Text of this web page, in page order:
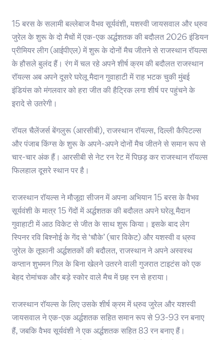
15 बरस के सलामी बल्लेबाज वैभव सूर्यवंशी, यशस्वी जायसवाल और ध्रुव
जुरेल के शुरू के दो मैचों में एक-एक अर्द्धशतक की बदौलत 2026 इंडियन
प्रीमियर लीग (आईपीएल) में शुरू के दोनों मैच जीतने से राजस्थान रॉयल्स
के हौसले बुलंद हैं। रंग में चल रहे अपने शीर्ष क्रम की बदौलत राजस्थान
रॉयल्स अब अपने दूसरे घरेलू मैदान गुवाहाटी में राह भटक चुकी मुंबई
इंडियंस को मंगलवार को हरा जीत की हैट्रिक लगा शीर्ष पर पहुंचने के
इरादे से उतरेगी।
रॉयल चैलेंजर्स बेंगलुरू (आरसीबी), राजस्थान रॉयल्स, दिल्ली कैपिटल्स
और पंजाब किंग्स के शुरू के अपने-अपने दोनों मैच जीतने से समान रूप से
चार-चार अंक हैं। आरसीबी से नेट रन रेट में पिछड़ कर राजस्थान रॉयल्स
फिलहाल दूसरे स्थान पर है।
राजस्थान रॉयल्स ने मौजूदा सीजन में अपना अभियान 15 बरस के वैभव
सूर्यवंशी के मात्र 15 गेंदों में अर्द्धशतक की बदौलत अपने घरेलू मैदान
गुवाहाटी में आठ विकेट से जीत के साथ शुरू किया। इसके बाद लेग
स्पिनर रवि बिश्नोई के गेंद से ‘चौके’ (चार विकेट) और यशस्वी व ध्रुव
जुरेल के तूफानी अर्द्धशतकों की बदौलत, राजस्थान ने अपने अस्वस्थ
कप्तान शुभमन गिल के बिना खेलने उतरने वाली गुजरात टाइटंस को एक
बेहद रोमांचक और बड़े स्कोर वाले मैच में छह रन से हराया।
राजस्थान रॉयल्स के लिए उसके शीर्ष क्रम में ध्रुव जुरेल और यशस्वी
जायसवाल ने एक-एक अर्द्धशतक सहित समान रूप से 93-93 रन बनाए
हैं, जबकि वैभव सूर्यवंशी ने एक अर्द्धशतक सहित 83 रन बनाए हैं।